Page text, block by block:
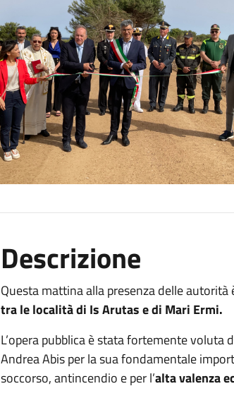
Descrizione
Questa mattina alla presenza delle autorità
tra le località di Is Arutas e di Mari Ermi.
L’opera pubblica è stata fortemente
Andrea Abis per la sua fondamentale
soccorso, antincendio e per l’alta valenza